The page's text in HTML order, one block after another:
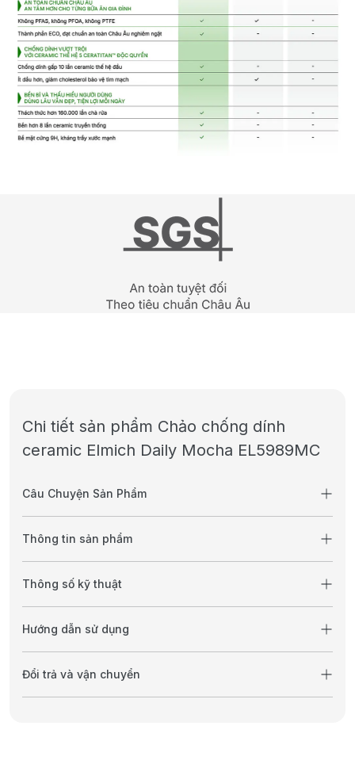
Chi tiết sản phẩm Chảo chống dính
ceramic Elmich Daily Mocha EL5989MC
Câu Chuyện Sản Phẩm
Thông tin sản phẩm
Thông số kỹ thuật
Hướng dẫn sử dụng
Đổi trả và vận chuyển